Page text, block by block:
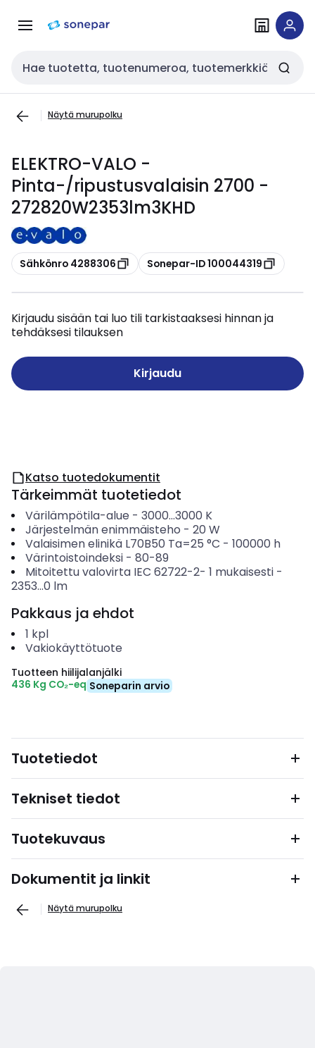
navigointiinsisältöön
Haku
Näytä murupolku
ELEKTRO-VALO -
Pinta-/ripustusvalaisin 2700 -
272820W2353lm3KHD
Kopioi
Sähkönro 4288306 Kopioi
Sonepar-ID 100044319
Kirjaudu sisään tai luo tili tarkistaaksesi hinnan ja
tehdäksesi tilauksen
Kirjaudu
Katso tuotedokumentit
Tärkeimmät tuotetiedot
Värilämpötila-alue - 3000...3000 K
Järjestelmän enimmäisteho - 20 W
Valaisimen elinikä L70B50 Ta=25 °C - 100000 h
Värintoistoindeksi- 80-89
Mitoitettu valovirta IEC 62722-2- 1 mukaisesti-
2353...0 lm
Pakkaus ja ehdot
1 kpl
Vakiokäyttötuote
Tuotteen hiilijalanjälki
436 Kg CO₂-eq Soneparin arvio
Tuotetiedot
Tekniset tiedot
Tuotekuvaus
Dokumentit ja linkit
Näytä murupolku